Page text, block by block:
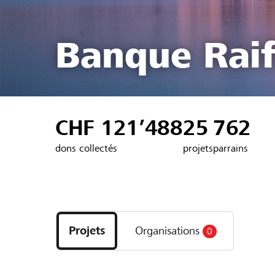
Banque
CHF 121’488
dons collectés
25
projets
762
parrains
les
projets
et
Projets Organisations 0